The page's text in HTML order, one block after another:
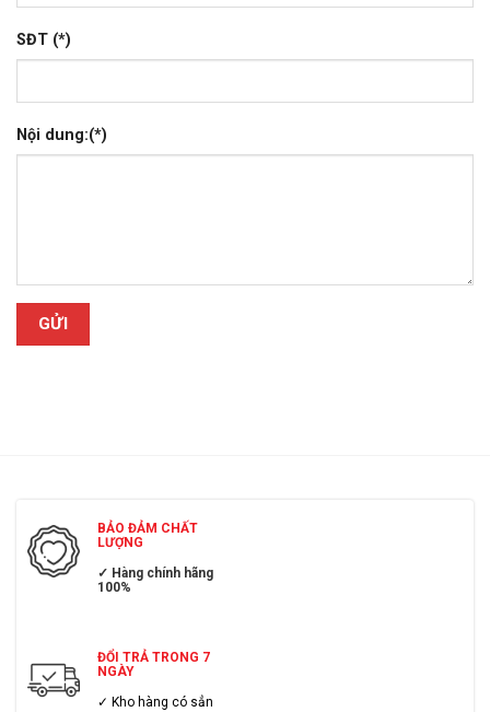
SĐT (*)
Nội dung:(*)
BẢO ĐẢM CHẤT
LƯỢNG
✓ Hàng chính hãng
100%
ĐỔI TRẢ TRONG 7
NGÀY
✓ Kho hàng có sẳn